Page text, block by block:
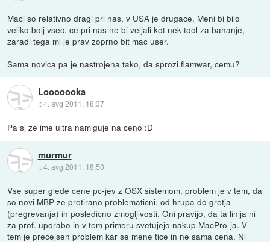
Maci so relativno dragi pri nas, v USA je drugace. Meni bi bilo
veliko bolj vsec, ce pri nas ne bi veljali kot nek tool za bahanje,
zaradi tega mi je prav zoprno bit mac user.
Sama novica pa je nastrojena tako, da sprozi flamwar, cemu?
Looooooka
::4. avg 2011, 18:37
Pa sj ze ime ultra namiguje na ceno :D
murmur
::4. avg 2011, 18:50
Vse super glede cene pc-jev z OSX sistemom, problem je v tem, da
so novi MBP ze pretirano problematicni, od hrupa do gretja
(pregrevanja) in posledicno zmogljivosti. Oni pravijo, da ta linija ni
za prof. uporabo in v tem primeru svetujejo nakup MacPro-ja. V
tem je precejsen problem kar se mene tice in ne sama cena. Ni